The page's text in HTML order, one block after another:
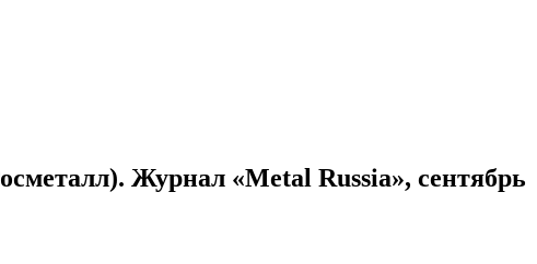
Журнал «Metal Russia», сентябрь